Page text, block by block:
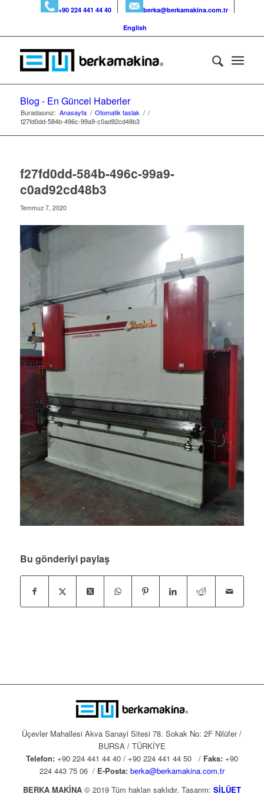
+90 224 441 44 40
berka@berkamakina.com.tr
English
Blog - En Güncel Haberler
Buradasınız: Anasayfa / Otomatik taslak / /
f27fd0dd-584b-496c-99a9-c0ad92cd48b3
f27fd0dd-584b-496c-99a9-
c0ad92cd48b3
Temmuz 7, 2020
Bu gönderiyi paylaş
Üçevler Mahallesi Akva Sanayi Sitesi 78. Sokak No: 2F Nilüfer /
BURSA / TÜRKİYE
Telefon:+90 224 441 44 40 / +90 224 441 44 50 / Faks:+90
224 443 75 06 / E-Posta: berka@berkamakina.com.tr
BERKA MAKİNA© 2019 Tüm hakları saklıdır. Tasarım: SİLÜET